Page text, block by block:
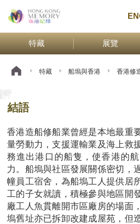
特藏 展覽
特藏 船塢與香港 香港修
結語
香港造船修船業曾經是本地最重
量勞動力，支援運輸業及海上救
務進出港口的船隻，使香港的
力。船塢與社區發展關係密切，
幢員工宿舍，為船塢工人提供居
工的子女就讀，積極參與地區開
廠工人魚貫離開市區廠房的場面
塢舊址亦已拆卸改建成屋苑，但